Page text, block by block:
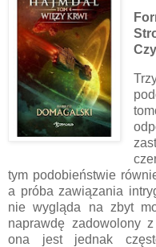
tym podobieństwie
a próba zawiązania
nie wygląda na zbyt
naprawdę zadowolony
ona jest jednak